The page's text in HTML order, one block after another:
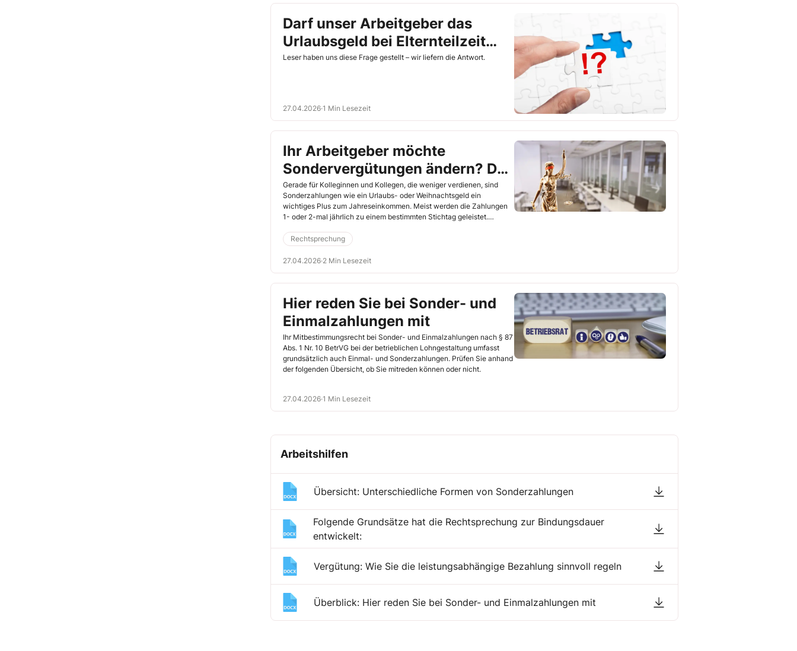
Darf unser Arbeitgeber das
Urlaubsgeld bei Elternteilzeit
kürzen?
Leser haben uns diese Frage gestellt – wir liefern die Antwort.
27.04.2026·1 Min Lesezeit
Ihr Arbeitgeber möchte
Sondervergütungen ändern? Das
geht nicht einseitig!
Gerade für Kolleginnen und Kollegen, die weniger verdienen, sind
Sonderzahlungen wie ein Urlaubs- oder Weihnachtsgeld ein
wichtiges Plus zum Jahreseinkommen. Meist werden die Zahlungen
1- oder 2-mal jährlich zu einem bestimmten Stichtag geleistet.
anteilig monatlich mit dem Gehalt auszahlen, benötigt er die
Einwilligung des Betroffenen. Vor allem darf er ein Urlaubsgeld nicht
einseitig von einer bisher jährlichen Einmalzahlung auf monatliche
das Landesarbeitsgericht Baden-Württemberg kürzlich entschieden
Rechtsprechung
27.04.2026·2 Min Lesezeit
Hier reden Sie bei Sonder- und
Einmalzahlungen mit
Ihr Mitbestimmungsrecht bei Sonder- und Einmalzahlungen nach § 87
Abs. 1 Nr. 10 BetrVG bei der betrieblichen Lohngestaltung umfasst
grundsätzlich auch Einmal- und Sonderzahlungen. Prüfen Sie anhand
der folgenden Übersicht, ob Sie mitreden können oder nicht.
27.04.2026·1 Min Lesezeit
Arbeitshilfen
Übersicht: Unterschiedliche Formen von Sonderzahlungen
Folgende Grundsätze hat die Rechtsprechung zur Bindungsdauer
entwickelt:
Vergütung: Wie Sie die leistungsabhängige Bezahlung sinnvoll regeln
Überblick: Hier reden Sie bei Sonder- und Einmalzahlungen mit